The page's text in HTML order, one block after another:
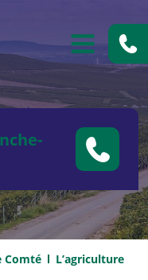
OUVRIR
Comté
L’agriculture